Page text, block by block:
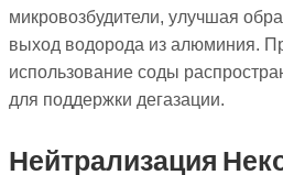
микровозбудители, улучшая
выход водорода из алюминия.
использование соды
для поддержки дегазации.
Нейтрализация